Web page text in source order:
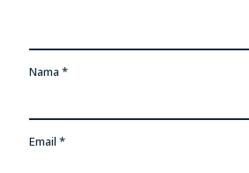
Nama *
Email *